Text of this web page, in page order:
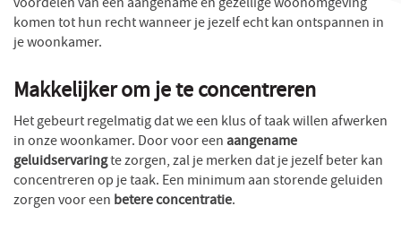
voordelen van een aangename en gezellige woonomgeving
komen tot hun recht wanneer je jezelf echt kan ontspannen in
je woonkamer.
Makkelijker om je te concentreren
Het gebeurt regelmatig dat we een klus of taak willen afwerken
in onze woonkamer. Door voor eenaangename
geluidservaringte zorgen, zal je merken dat je jezelf beter kan
concentreren op je taak. Een minimum aan storende geluiden
zorgen voor een betere concentratie.